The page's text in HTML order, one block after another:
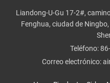
seguridad
de los
seguridad
M1 y M2.
Liandong-U-Gu 17-2#,
Fenghua, ciudad de
Teléfono:
Correo electrónico: